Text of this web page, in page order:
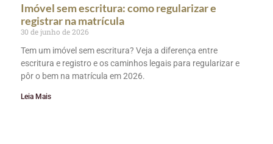
Imóvel sem escritura: como regularizar e
registrar na matrícula
30 de junho de 2026
Tem um imóvel sem escritura? Veja a diferença entre
escritura e registro e os caminhos legais para regularizar e
pôr o bem na matrícula em 2026.
Leia Mais